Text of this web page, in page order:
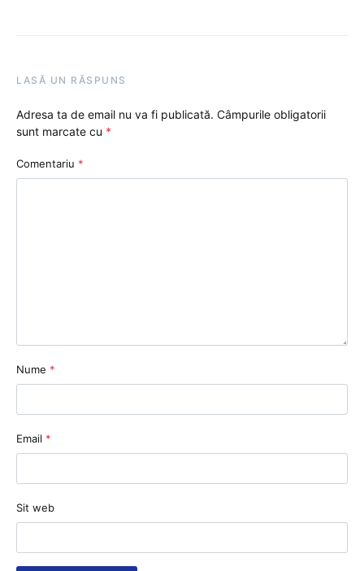
LASĂ UN RĂSPUNS
Adresa ta de email nu va fi publicată. Câmpurile obligatorii
sunt marcate cu *
Comentariu *
Nume *
Email *
Sit web